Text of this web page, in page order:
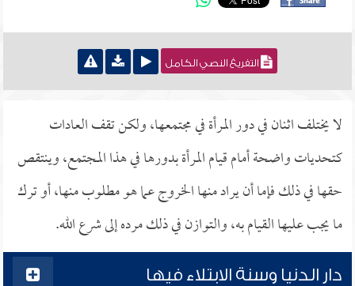
التفريغ النصي الكامل
لا يختلف اثنان في دور المرأة في مجتمعها، ولكن تقف العادات
كتحديات واضحة أمام قيام المرأة بدورها في هذا المجتمع، وينتقص
حقها في ذلك فإما أن يراد منها الخروج عما هو مطلوب منها، أو ترك
ما يجب عليها القيام به، والتوازن في ذلك مرده إلى شرع الله.
دار الدنيا وسنة الابتلاء فيها